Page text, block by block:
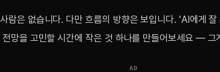
람은 없습니다. 다만 흐름의 방향은 보입니다. ‘AI에게
망을 고민할 시간에 작은 것 하나를 만들어보세요 — 그
AD